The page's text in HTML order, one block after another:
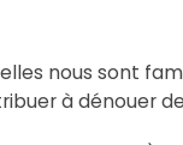
nous sont
à dénouer